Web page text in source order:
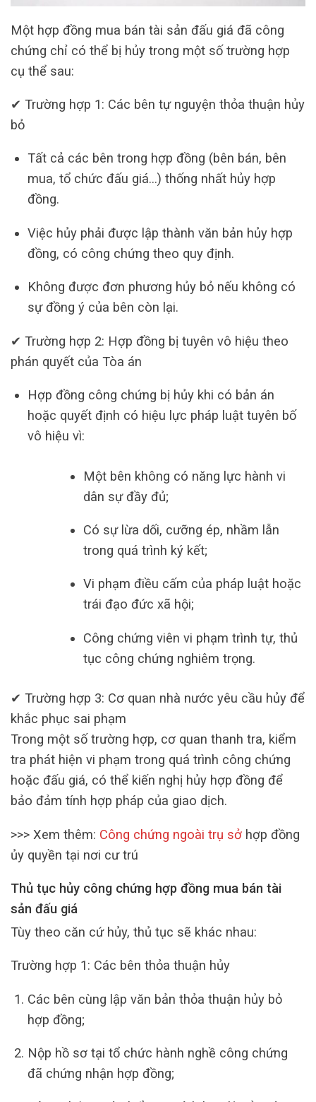
Một hợp đồng mua bán tài sản đấu giá đã công
chứng chỉ có thể bị hủy trong một số trường hợp
cụ thể sau:
✔ Trường hợp 1: Các bên tự nguyện thỏa thuận hủy
bỏ
Tất cả các bên trong hợp đồng (bên bán, bên
mua, tổ chức đấu giá…) thống nhất hủy hợp
đồng.
Việc hủy phải được lập thành văn bản hủy hợp
đồng, có công chứng theo quy định.
Không được đơn phương hủy bỏ nếu không có
sự đồng ý của bên còn lại.
✔ Trường hợp 2: Hợp đồng bị tuyên vô hiệu theo
phán quyết của Tòa án
Hợp đồng công chứng bị hủy khi có bản án
hoặc quyết định có hiệu lực pháp luật tuyên bố
vô hiệu vì:
Một bên không có năng lực hành vi
dân sự đầy đủ;
Có sự lừa dối, cưỡng ép, nhầm lẫn
trong quá trình ký kết;
Vi phạm điều cấm của pháp luật hoặc
trái đạo đức xã hội;
Công chứng viên vi phạm trình tự, thủ
tục công chứng nghiêm trọng.
✔ Trường hợp 3: Cơ quan nhà nước yêu cầu hủy để
khắc phục sai phạm
Trong một số trường hợp, cơ quan thanh tra, kiểm
tra phát hiện vi phạm trong quá trình công chứng
hoặc đấu giá, có thể kiến nghị hủy hợp đồng để
bảo đảm tính hợp pháp của giao dịch.
>>> Xem thêm: Công chứng ngoài trụ sở hợp đồng
ủy quyền tại nơi cư trú
Thủ tục hủy công chứng hợp đồng mua bán tài
sản đấu giá
Tùy theo căn cứ hủy, thủ tục sẽ khác nhau:
Trường hợp 1: Các bên thỏa thuận hủy
Các bên cùng lập văn bản thỏa thuận hủy bỏ
hợp đồng;
Nộp hồ sơ tại tổ chức hành nghề công chứng
đã chứng nhận hợp đồng;